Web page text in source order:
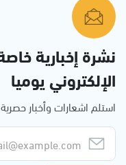
نشرة إخبارية
الإلكتروني يوميا
استلم اشعارات وأخبار